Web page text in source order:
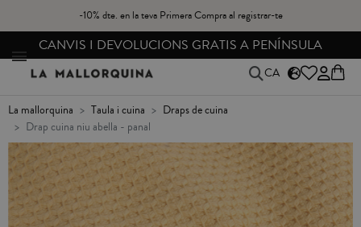
-10% dte. en la teva Primera Compra al registrar-te
CANVIS I DEVOLUCIONS GRATIS A PENÍNSULA
CA
la mallorquina taula i cuina
draps de cuina
drap cuina niu abella - panal